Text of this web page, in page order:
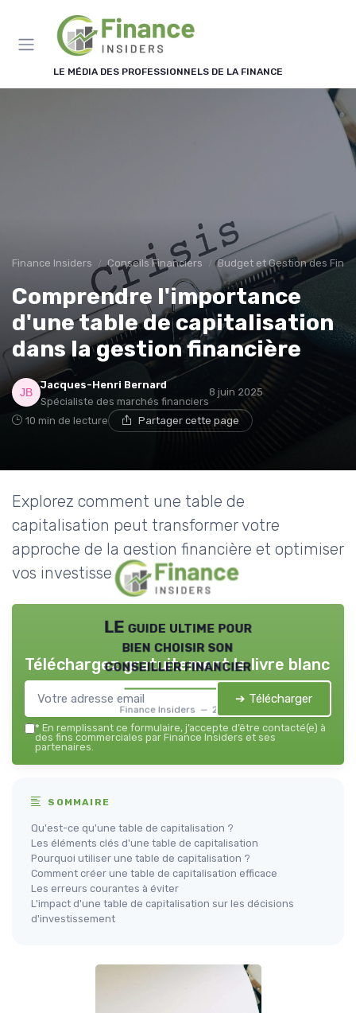
LE MÉDIA DES PROFESSIONNELS DE LA FINANCE
Finance Insiders Conseils Financiers Budget et Gestion des
Comprendre l'importance
d'une table de capitalisation
dans la gestion financière
Jacques-Henri Bernard
Spécialiste des marchés financiers
8 juin 2025
10 min de lecture Partager cette page
Explorez comment une table de
capitalisation peut transformer votre
approche de la gestion financière et optimiser
vos investissements.
LE guide ultime pour
bien choisir son
conseiller financier
Finance Insiders — 2026
Téléchargez gratuitement le livre blanc
➔ Télécharger
* En remplissant ce formulaire, j’accepte d’être contacté(e) à
des fins commerciales par Finance Insiders et ses
partenaires.
SOMMAIRE
Qu'est-ce qu'une table de capitalisation ?
Les éléments clés d'une table de capitalisation
Pourquoi utiliser une table de capitalisation ?
Comment créer une table de capitalisation efficace
Les erreurs courantes à éviter
L'impact d'une table de capitalisation sur les décisions
d'investissement